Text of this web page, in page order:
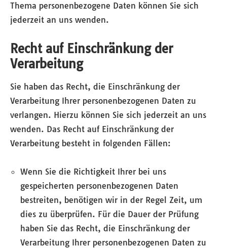
Thema personenbezogene Daten können Sie sich
jederzeit an uns wenden.
Recht auf Einschränkung der
Verarbeitung
Sie haben das Recht, die Einschränkung der
Verarbeitung Ihrer personenbezogenen Daten zu
verlangen. Hierzu können Sie sich jederzeit an uns
wenden. Das Recht auf Einschränkung der
Verarbeitung besteht in folgenden Fällen:
Wenn Sie die Richtigkeit Ihrer bei uns
gespeicherten personenbezogenen Daten
bestreiten, benötigen wir in der Regel Zeit, um
dies zu überprüfen. Für die Dauer der Prüfung
haben Sie das Recht, die Einschränkung der
Verarbeitung Ihrer personenbezogenen Daten zu